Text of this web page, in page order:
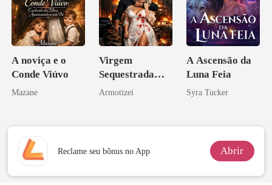
A noviça e o
Conde Viúvo
Mazane
Virgem
Sequestrada
pelo Mafioso
DE SANGUE
Armotizei
A Ascensão da
Luna Feia
Syra Tucker
Reclame seu bônus no App Abrir